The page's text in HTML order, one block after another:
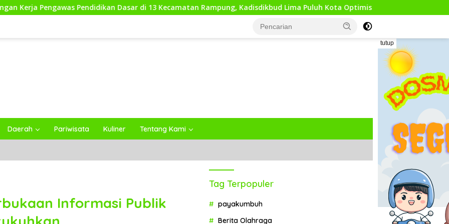
Pendidikan Dasar di 13 Kecamatan Rampung, Kadisdikbud Lima Puluh Kota Optimis Bawa Perubahan Maju
tutup
Daerah Pariwisata Kuliner Tentang Kami
Informasi Publik
Tag Terpopuler
payakumbuh
Berita Olahraga